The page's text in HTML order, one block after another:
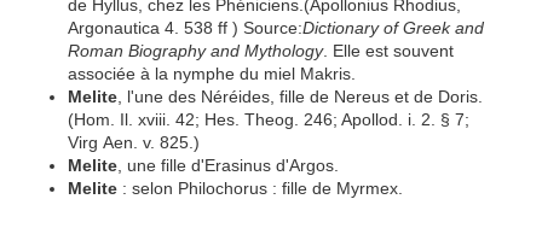
de Hyllus, chez les Phéniciens.(Apollonius Rhodius,
Argonautica 4. 538 ff ) Source:Dictionary of Greek and
Roman Biography and Mythology. Elle est souvent
associée à la nymphe du miel Makris.
Melite , l'une des Néréides, fille de Nereus et de Doris.
(Hom. Il. xviii. 42; Hes. Theog. 246; Apollod. i. 2. § 7;
Virg Aen. v. 825.)
Melite , une fille d'Erasinus d'Argos.
Melite : selon Philochorus : fille de Myrmex.